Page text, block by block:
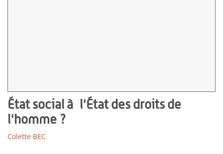
État social à l'État des droits de
l'homme ?
Colette BEC